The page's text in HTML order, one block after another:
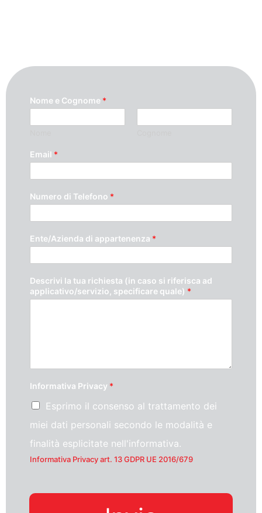
Nome e Cognome *
Email *
Numero di Telefono *
Ente/Azienda di appartenenza *
Descrivi la tua richiesta (in caso si riferisca ad
applicativo/servizio, specificare quale) *
Informativa Privacy *
Esprimo il consenso al trattamento dei
miei dati personali secondo le modalità e
finalità esplicitate nell'informativa.
Informativa Privacy art. 13 GDPR UE 2016/679